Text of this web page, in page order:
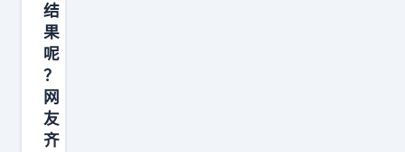
没
有
半
个
字
讲
结
果
呢
？
网
友
齐